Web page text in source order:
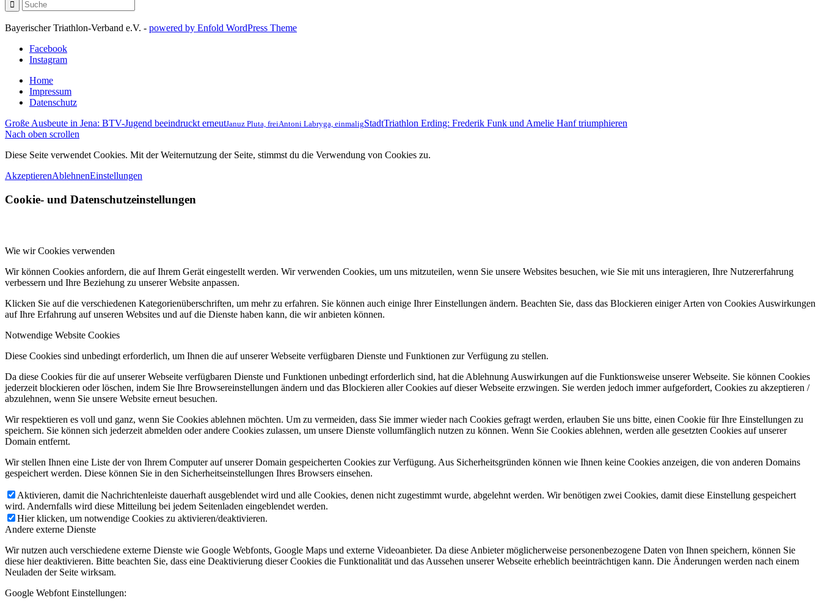
Bayerischer Triathlon-Verband e.V. - powered by Enfold WordPress Theme
Facebook
Instagram
Home
Impressum
Datenschutz
Große Ausbeute in Jena: BTV-Jugend beeindruckt erneutJanuz Pluta, freiAntoni Labryga, einmaligStadtTriathlon Erding: Frederik Funk und Amelie Hanf triumphieren
Nach oben scrollen
Diese Seite verwendet Cookies. Mit der Weiternutzung der Seite, stimmst du die Verwendung von Cookies zu.
AkzeptierenAblehnenEinstellungen
Cookie- und Datenschutzeinstellungen
Wie wir Cookies verwenden
Wir können Cookies anfordern, die auf Ihrem Gerät eingestellt werden. Wir verwenden Cookies, um uns mitzuteilen, wenn Sie unsere Websites besuchen, wie Sie mit uns interagieren, Ihre Nutzererfahrung
verbessern und Ihre Beziehung zu unserer Website anpassen.
Klicken Sie auf die verschiedenen Kategorienüberschriften, um mehr zu erfahren. Sie können auch einige Ihrer Einstellungen ändern. Beachten Sie, dass das Blockieren einiger Arten von Cookies Auswirkungen
auf Ihre Erfahrung auf unseren Websites und auf die Dienste haben kann, die wir anbieten können.
Notwendige Website Cookies
Diese Cookies sind unbedingt erforderlich, um Ihnen die auf unserer Webseite verfügbaren Dienste und Funktionen zur Verfügung zu stellen.
Da diese Cookies für die auf unserer Webseite verfügbaren Dienste und Funktionen unbedingt erforderlich sind, hat die Ablehnung Auswirkungen auf die Funktionsweise unserer Webseite. Sie können Cookies
jederzeit blockieren oder löschen, indem Sie Ihre Browsereinstellungen ändern und das Blockieren aller Cookies auf dieser Webseite erzwingen. Sie werden jedoch immer aufgefordert, Cookies zu akzeptieren /
abzulehnen, wenn Sie unsere Website erneut besuchen.
Wir respektieren es voll und ganz, wenn Sie Cookies ablehnen möchten. Um zu vermeiden, dass Sie immer wieder nach Cookies gefragt werden, erlauben Sie uns bitte, einen Cookie für Ihre Einstellungen zu
speichern. Sie können sich jederzeit abmelden oder andere Cookies zulassen, um unsere Dienste vollumfänglich nutzen zu können. Wenn Sie Cookies ablehnen, werden alle gesetzten Cookies auf unserer
Domain entfernt.
Wir stellen Ihnen eine Liste der von Ihrem Computer auf unserer Domain gespeicherten Cookies zur Verfügung. Aus Sicherheitsgründen können wie Ihnen keine Cookies anzeigen, die von anderen Domains
gespeichert werden. Diese können Sie in den Sicherheitseinstellungen Ihres Browsers einsehen.
Aktivieren, damit die Nachrichtenleiste dauerhaft ausgeblendet wird und alle Cookies, denen nicht zugestimmt wurde, abgelehnt werden. Wir benötigen zwei Cookies, damit diese Einstellung gespeichert
wird. Andernfalls wird diese Mitteilung bei jedem Seitenladen eingeblendet werden.
Hier klicken, um notwendige Cookies zu aktivieren/deaktivieren.
Andere externe Dienste
Wir nutzen auch verschiedene externe Dienste wie Google Webfonts, Google Maps und externe Videoanbieter. Da diese Anbieter möglicherweise personenbezogene Daten von Ihnen speichern, können Sie
diese hier deaktivieren. Bitte beachten Sie, dass eine Deaktivierung dieser Cookies die Funktionalität und das Aussehen unserer Webseite erheblich beeinträchtigen kann. Die Änderungen werden nach einem
Neuladen der Seite wirksam.
Google Webfont Einstellungen: